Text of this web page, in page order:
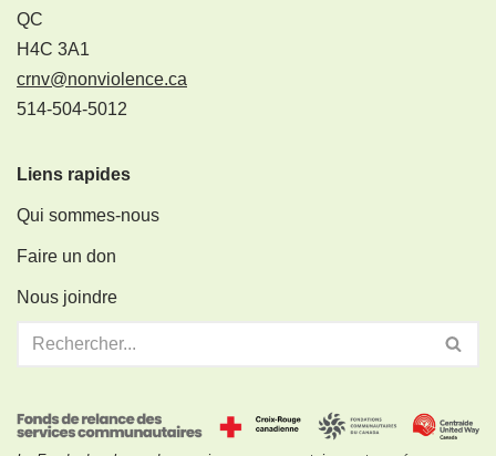
QC
H4C 3A1
crnv@nonviolence.ca
514-504-5012
Liens rapides
Qui sommes-nous
Faire un don
Nous joindre